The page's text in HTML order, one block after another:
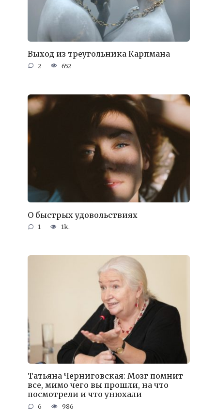
Выход из треугольника Карпмана
2 652
О быстрых удовольствиях
1 1k.
Татьяна Черниговская: Мозг помнит
все, мимо чего вы прошли, на что
посмотрели и что унюхали
6 986